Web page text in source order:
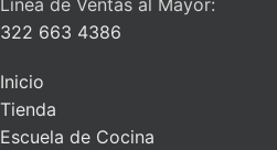
Línea de Ventas al Mayor:
322 663 4386
Inicio
Tienda
Escuela de Cocina